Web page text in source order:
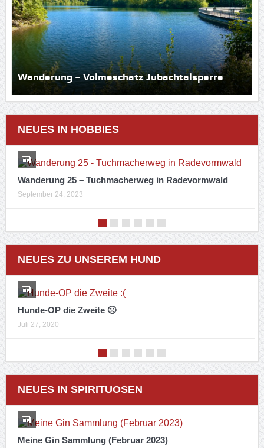
Wanderung – Volmeschatz Jubachtalsperre
NEUES IN HOBBIES
Wanderung 25 – Tuchmacherweg in Radevormwald
September 24, 2023
NEUES ZU UNSEREM HUND
Hunde-OP die Zweite 🙁
Juli 27, 2020
NEUES IN SPIRITUOSEN
Meine Gin Sammlung (Februar 2023)